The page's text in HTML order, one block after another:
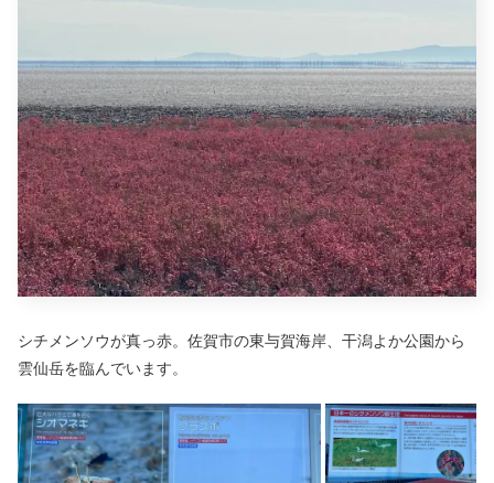
シチメンソウが真っ赤。佐賀市の東与賀海岸、干潟よか公園から
雲仙岳を臨んでいます。